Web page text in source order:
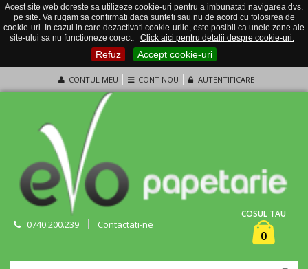
Acest site web doreste sa utilizeze cookie-uri pentru a imbunatati navigarea dvs.
pe site. Va rugam sa confirmati daca sunteti sau nu de acord cu folosirea de
cookie-uri. In cazul in care dezactivati cookie-urile, este posibil ca unele zone ale
site-ului sa nu functioneze corect.
Click aici pentru detalii despre cookie-uri.
Refuz Accept cookie-uri
CONTUL MEU CONT NOU AUTENTIFICARE
0740.200.239 Contactati-ne
COSUL TAU
0